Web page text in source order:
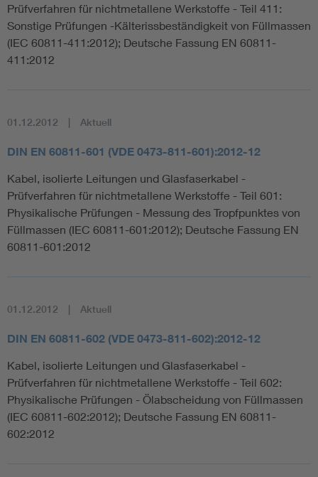
Prüfverfahren für nichtmetallene Werkstoffe - Teil 411:
Sonstige Prüfungen -Kälterissbeständigkeit von Füllmassen
(IEC 60811-411:2012); Deutsche Fassung EN 60811-
411:2012
01.12.2012 Aktuell
DIN EN 60811-601 (VDE 0473-811-601):2012-12
Kabel, isolierte Leitungen und Glasfaserkabel -
Prüfverfahren für nichtmetallene Werkstoffe - Teil 601:
Physikalische Prüfungen - Messung des Tropfpunktes von
Füllmassen (IEC 60811-601:2012); Deutsche Fassung EN
60811-601:2012
01.12.2012 Aktuell
DIN EN 60811-602 (VDE 0473-811-602):2012-12
Kabel, isolierte Leitungen und Glasfaserkabel -
Prüfverfahren für nichtmetallene Werkstoffe - Teil 602:
Physikalische Prüfungen - Ölabscheidung von Füllmassen
(IEC 60811-602:2012); Deutsche Fassung EN 60811-
602:2012